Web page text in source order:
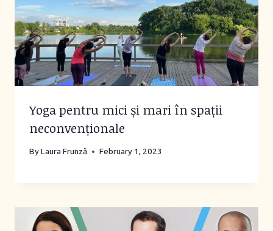
Yoga pentru mici și mari în spații
neconvenționale
ByLaura Frunză February 1, 2023